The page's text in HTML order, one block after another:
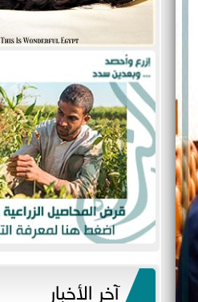
آخر الأخبار